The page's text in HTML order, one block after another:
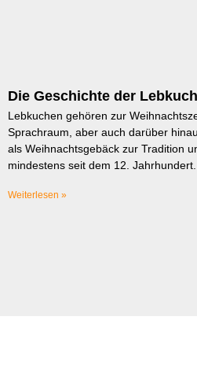
Die Geschichte der
Lebkuchen gehören zur
Sprachraum, aber auch darüber
als Weihnachtsgebäck zur Tradition
mindestens seit dem 12. Jahrhundert.
Weiterlesen »